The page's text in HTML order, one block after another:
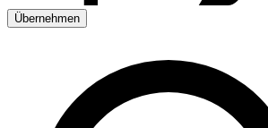
Übernehmen